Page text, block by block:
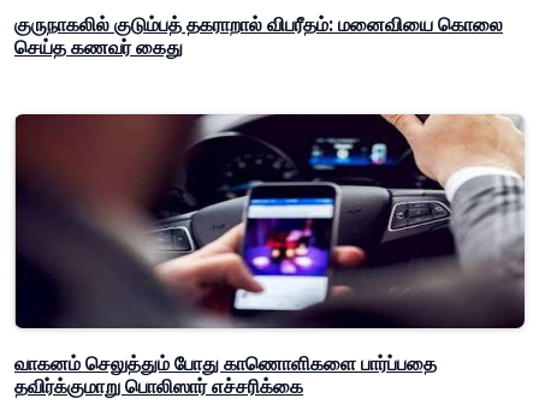
குருநாகலில் குடும்பத் தகராறால் விபரீதம்: மனைவியை கொலை
செய்த கணவர் கைது
வாகனம் செலுத்தும் போது காணொளிகளை பார்ப்பதை
தவிர்க்குமாறு பொலிஸார் எச்சரிக்கை